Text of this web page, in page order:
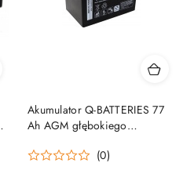
Akumulator Q-BATTERIES 77
Ah AGM głębokiego
(0)